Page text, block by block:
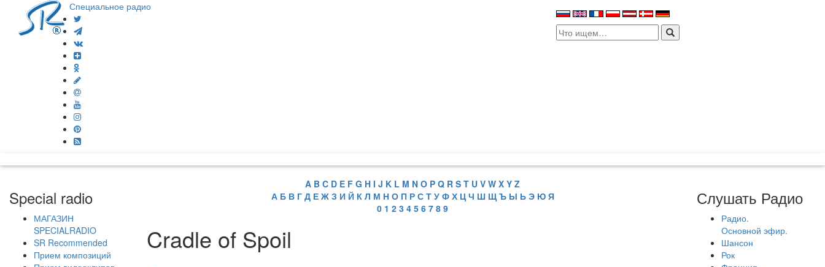
Специальное радио
Search
for:
Special radio
МАГАЗИН
SPECIALRADIO
SR Recommended
Прием композиций
A B C D E F G H I J K L M N O P Q R S T U V W X Y Z
А Б В Г Д Е Ж З И Й К Л М Н О П Р С Т У Ф Х Ц Ч Ш Щ Ъ Ы Ь Э Ю Я
0 1 2 3 4 5 6 7 8 9
Cradle of Spoil
Слушать Радио
Радио.
Основной эфир.
Шансон
Рок